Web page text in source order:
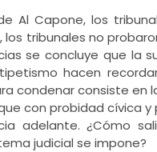
Al Capone, los
tribunales no
se concluye que la
hacen
condenar consiste en
con probidad cívica y
adelante. ¿Cómo
judicial se impone?